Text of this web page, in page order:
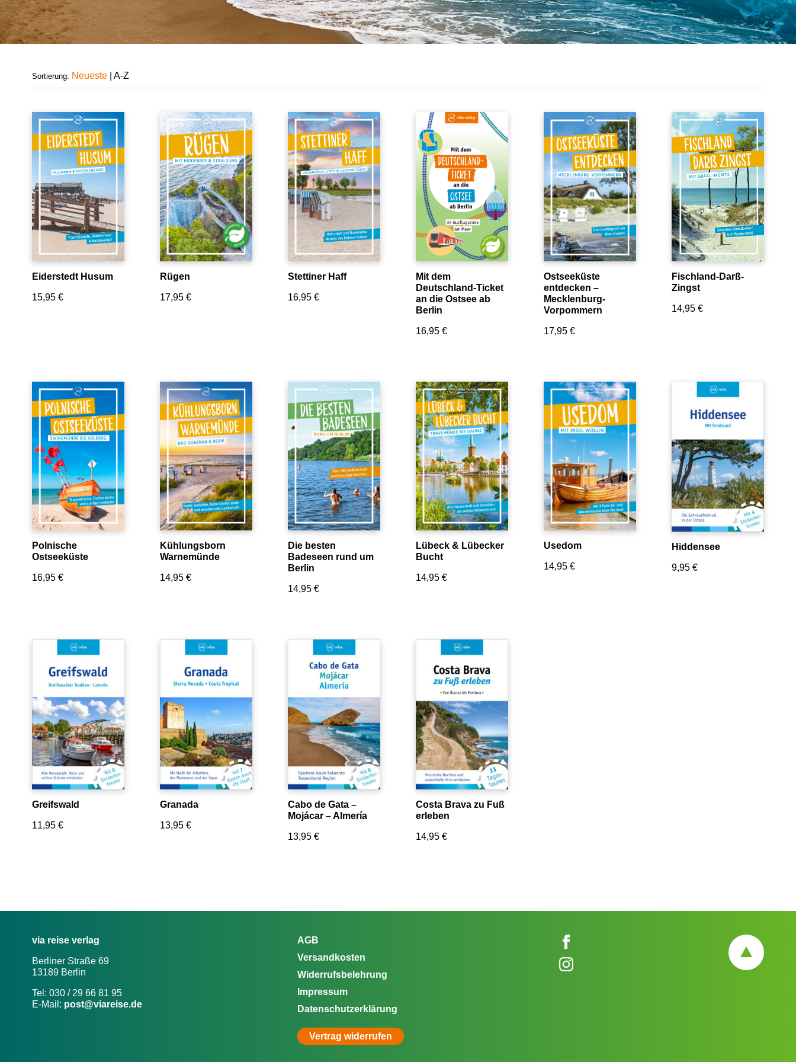
Sortierung: Neueste| A-Z
Eiderstedt Husum
15,95 €
Rügen
17,95 €
Stettiner Haff
16,95 €
Mit dem
Deutschland-Ticket
an die Ostsee ab
Berlin
16,95 €
Ostseeküste
entdecken –
Mecklenburg-
Vorpommern
17,95€
Fischland-Darß-
Zingst
14,95€
Polnische
Ostseeküste
16,95 €
Kühlungsborn
Warnemünde
14,95 €
Die besten
Badeseen rund um
Berlin
14,95 €
Lübeck & Lübecker
Bucht
14,95 €
Usedom
14,95€
Hiddensee
9,95€
Greifswald
11,95 €
Granada
13,95 €
Cabo de Gata –
Mojácar – Almería
13,95 €
Costa Brava zu Fuß
erleben
14,95 €
via reise verlag
Berliner Straße 69
13189 Berlin
Tel: 030 / 29 66 81 95
E-Mail: post@viareise.de
AGB
Versandkosten
Widerrufsbelehrung
Impressum
Datenschutzerklärung
Vertrag widerrufen